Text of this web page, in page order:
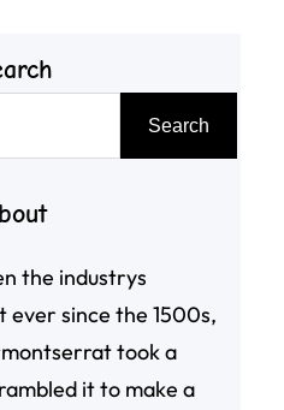
Search
the industrys
ever since the 1500s,
took a
it to make a